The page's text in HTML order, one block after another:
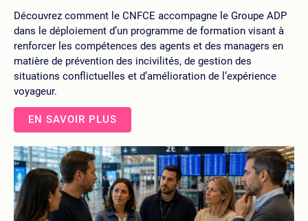
Découvrez comment le CNFCE accompagne le Groupe ADP
dans le déploiement d’un programme de formation visant à
renforcer les compétences des agents et des managers en
matière de prévention des incivilités, de gestion des
situations conflictuelles et d’amélioration de l’expérience
voyageur.
EN SAVOIR PLUS